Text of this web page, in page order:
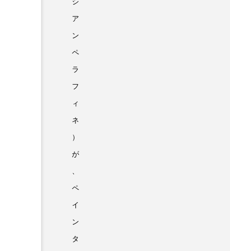
ア
ン
ペ
ラ
フ
ィ
ネ
）
が
ペ
イ
ン
タ